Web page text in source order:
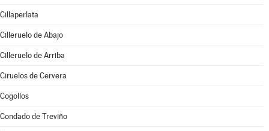
Cillaperlata
Cilleruelo de Abajo
Cilleruelo de Arriba
Ciruelos de Cervera
Cogollos
Condado de Treviño